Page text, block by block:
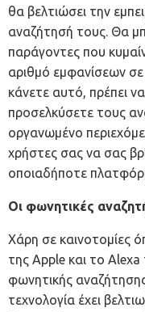
θα βελτιώσει την
αναζήτησή τους. Θα
παράγοντες που
αριθμό εμφανίσεων
κάνετε αυτό, πρέπει
προσελκύσετε τους
οργανωμένο
χρήστες σας να σας
οποιαδήποτε
Οι φωνητικές
Χάρη σε καινοτομίες
της Apple και το
φωνητικής
τεχνολογία έχει